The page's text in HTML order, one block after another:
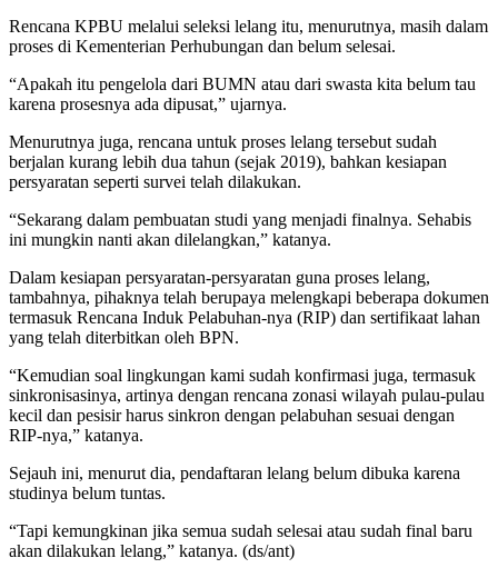
Rencana KPBU melalui seleksi lelang itu, menurutnya, masih dalam
proses di Kementerian Perhubungan dan belum selesai.
“Apakah itu pengelola dari BUMN atau dari swasta kita belum tau
karena prosesnya ada dipusat,” ujarnya.
Menurutnya juga, rencana untuk proses lelang tersebut sudah
berjalan kurang lebih dua tahun (sejak 2019), bahkan kesiapan
persyaratan seperti survei telah dilakukan.
“Sekarang dalam pembuatan studi yang menjadi finalnya. Sehabis
ini mungkin nanti akan dilelangkan,” katanya.
Dalam kesiapan persyaratan-persyaratan guna proses lelang,
tambahnya, pihaknya telah berupaya melengkapi beberapa dokumen
termasuk Rencana Induk Pelabuhan-nya (RIP) dan sertifikaat lahan
yang telah diterbitkan oleh BPN.
“Kemudian soal lingkungan kami sudah konfirmasi juga, termasuk
sinkronisasinya, artinya dengan rencana zonasi wilayah pulau-pulau
kecil dan pesisir harus sinkron dengan pelabuhan sesuai dengan
RIP-nya,” katanya.
Sejauh ini, menurut dia, pendaftaran lelang belum dibuka karena
studinya belum tuntas.
“Tapi kemungkinan jika semua sudah selesai atau sudah final baru
akan dilakukan lelang,” katanya. (ds/ant)